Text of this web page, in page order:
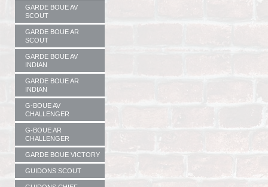
GARDE BOUE AV
SCOUT
GARDE BOUE AR
SCOUT
GARDE BOUE AV
INDIAN
GARDE BOUE AR
INDIAN
G-BOUE AV
CHALLENGER
G-BOUE AR
CHALLENGER
GARDE BOUE VICTORY
GUIDONS SCOUT